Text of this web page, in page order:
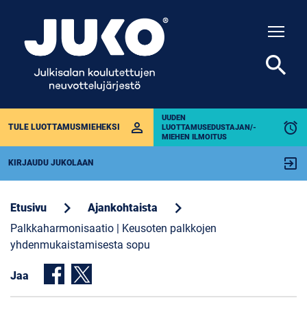
TULE LUOTTAMUSMIEHEKSI perm_identity
UUDEN
LUOTTAMUSEDUSTAJAN/-
MIEHEN ILMOITUS
alarm
KIRJAUDU JUKOLAAN exit_to_app
search
Etusivu chevron_right Ajankohtaista chevron_right
Palkkaharmonisaatio | Keusoten palkkojen
yhdenmukaistamisesta sopu
Jaa